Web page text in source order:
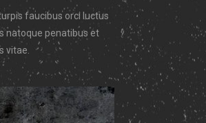
faucibus orci luctus
natoque penatibus et
vitae.